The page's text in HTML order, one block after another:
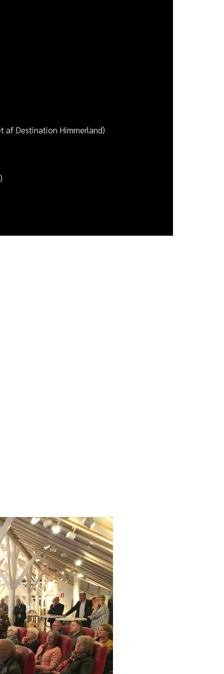
af Destination Himmerland)